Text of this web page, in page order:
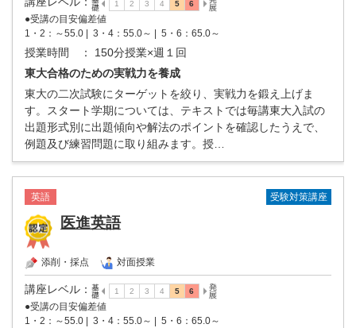
●受講の目安偏差値
1・2：～55.0 |
3・4：55.0～ | 5・6：65.0～
授業時間
： 150分授業×週１回
東大合格のための実戦力を養成
東大の二次試験にターゲットを絞り、実戦力を鍛え上げま
す。スタート学期については、テキストでは毎講東大入試の
出題形式別に出題傾向や解法のポイントを確認したうえで、
例題及び練習問題に取り組みます。授…
英語 受験対策講座
医進英語
添削・採点 対面授業
講座レベル ：
●受講の目安偏差値
1・2：～55.0 |
3・4：55.0～ | 5・6：65.0～